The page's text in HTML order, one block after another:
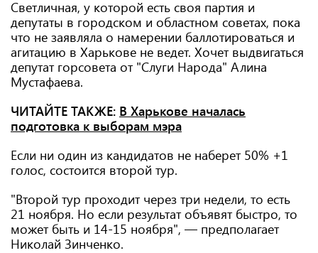
Светличная, у которой есть своя партия и
депутаты в городском и областном советах, пока
что не заявляла о намерении баллотироваться и
агитацию в Харькове не ведет. Хочет выдвигаться
депутат горсовета от "Слуги Народа" Алина
Мустафаева.
ЧИТАЙТЕ ТАКЖЕ: В Харькове началась
подготовка к выборам мэра
Если ни один из кандидатов не наберет 50% +1
голос, состоится второй тур.
"Второй тур проходит через три недели, то есть
21 ноября. Но если результат объявят быстро, то
может быть и 14-15 ноября", — предполагает
Николай Зинченко.